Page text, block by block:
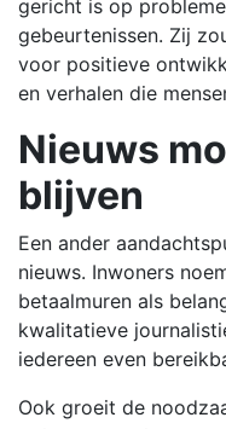
gericht is op
gebeurtenissen. Zij
voor positieve
en verhalen die
Nieuws
blijven
Een ander
nieuws. Inwoners
betaalmuren als
kwalitatieve
iedereen even
Ook groeit de